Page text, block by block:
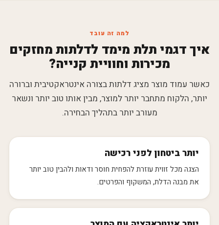
למה זה עובד
איך דגמי תלת מימד לדלתות מחזקים
מכירות וחוויית קנייה?
כאשר עמוד מוצר מציג דלתות בצורה אינטראקטיבית וברורה
יותר, הלקוח מתחבר יותר למוצר, מבין אותו טוב יותר ונשאר
מעורב יותר בתהליך הבחירה.
יותר ביטחון לפני רכישה
הצגה מכל זווית עוזרת להפחית חוסר ודאות ולהבין טוב יותר
את מבנה הדלת, המשקוף והפרטים.